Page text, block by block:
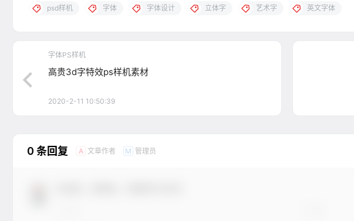
psd样机 字体 字体设计 立体字 艺术字 英文字体
字体PS样机
高贵3d字特效ps样机素材
2020-2-11 10:50:39
0 条回复 A 文章作者 M 管理员